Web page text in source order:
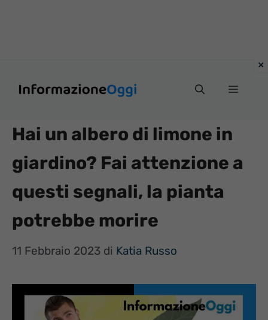
Menu
Hai un albero di limone in
giardino? Fai attenzione a
questi segnali, la pianta
potrebbe morire
11 Febbraio 2023 di Katia Russo